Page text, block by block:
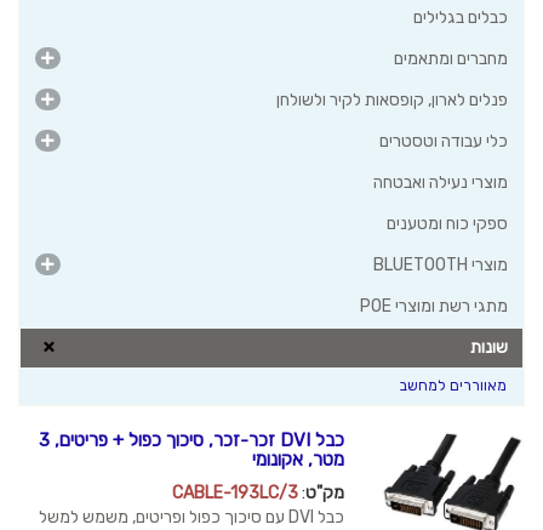
כבלים בגלילים
מחברים ומתאמים
פנלים לארון, קופסאות לקיר ולשולחן
כלי עבודה וטסטרים
מוצרי נעילה ואבטחה
ספקי כוח ומטענים
מוצרי BLUETOOTH
מתגי רשת ומוצרי POE
שונות
מאווררים למחשב
כבל DVI זכר-זכר, סיכוך כפול + פריטים, 3
מטר, אקונומי
מק"ט:
CABLE-193LC/3
כבל DVI עם סיכוך כפול ופריטים, משמש למשל